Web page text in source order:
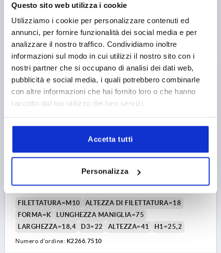
Questo sito web utilizza i cookie
Utilizziamo i cookie per personalizzare contenuti ed
annunci, per fornire funzionalità dei social media e per
analizzare il nostro traffico. Condividiamo inoltre
informazioni sul modo in cui utilizzi il nostro sito con i
nostri partner che si occupano di analisi dei dati web,
pubblicità e social media, i quali potrebbero combinarle
con altre informazioni che hai fornito loro o che hanno
raccolto dal tuo utilizzo dei loro servizi.
Accetta tutti
Personalizza
+ IVA
più le spese di spedizione
DETTAGLI
NUOVO
K2266 IG
INTERNA D=M10, B=18,4, H=41, FORMA:K, RESINA
TERMOPLASTICA NERO RAL9011, COMP:ACCIAIO
FILETTATURA=M10
ALTEZZA DI FILETTATURA=18
FORMA=K
LUNGHEZZA MANIGLIA=75
LARGHEZZA=18,4
D3=22 ALTEZZA=41 H1=25,2
Numero d’ordine: K2266.7510